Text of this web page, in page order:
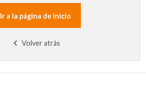
Ir a la página de inicio
Volver atrás